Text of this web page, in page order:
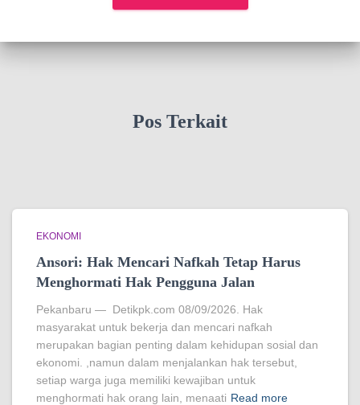
Pos Terkait
EKONOMI
Ansori: Hak Mencari Nafkah Tetap Harus
Menghormati Hak Pengguna Jalan
Pekanbaru — Detikpk.com 08/09/2026. Hak
masyarakat untuk bekerja dan mencari nafkah
merupakan bagian penting dalam kehidupan sosial dan
ekonomi. ,namun dalam menjalankan hak tersebut,
setiap warga juga memiliki kewajiban untuk
menghormati hak orang lain, menaati Read more